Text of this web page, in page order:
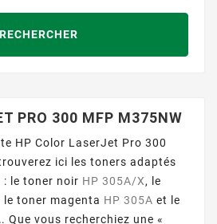
RECHERCHER
PRO 300 MFP M375NW
HP Color LaserJet Pro 300
ici les toners adaptés
: le toner noir HP 305A/X, le
le toner magenta HP 305A et le
. Que vous recherchiez une «